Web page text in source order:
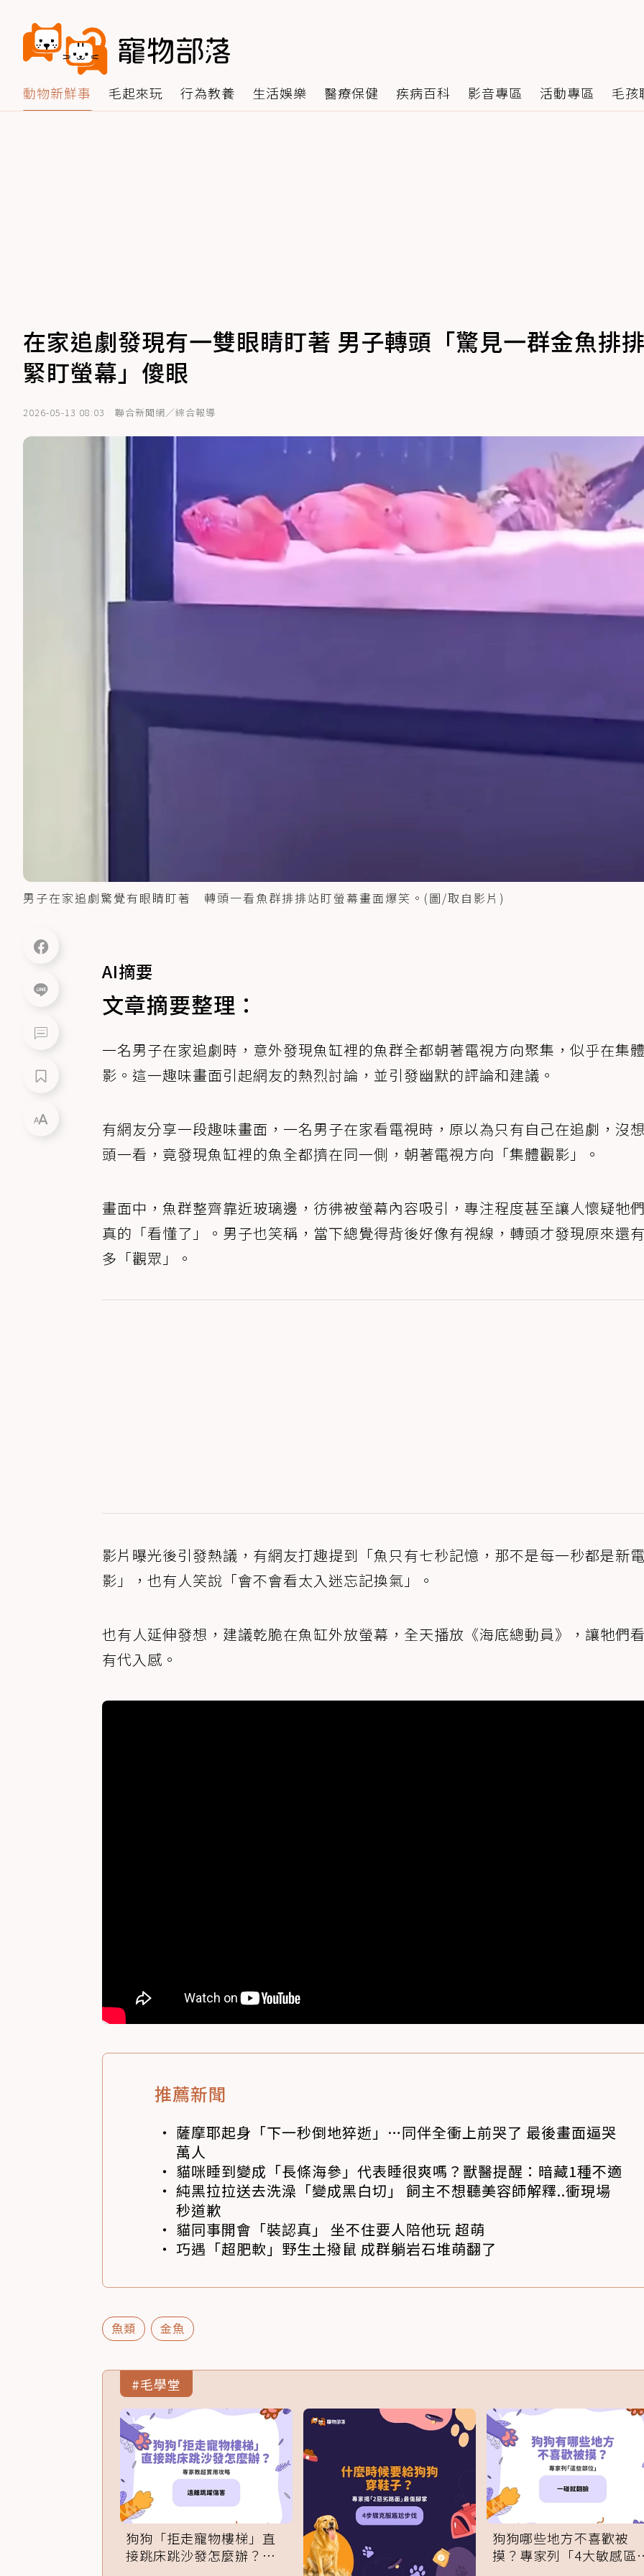
動物新鮮事 毛起來玩 行為教養 生活娛樂 醫療保健 疾病百科 影音專區 活動專區 毛孩
在家追劇發現有一雙眼睛盯著 男子轉頭「驚見一群金魚排
緊盯螢幕」傻眼
2026-05-13 08:03 聯合新聞網／綜合報導
男子在家追劇驚覺有眼睛盯著 轉頭一看魚群排排站盯螢幕畫面爆笑。(圖/取自影片)
AI摘要
文章摘要整理：
一名男子在家追劇時，意外發現魚缸裡的魚群全都朝著電視方向聚集，似乎在集
影。這一趣味畫面引起網友的熱烈討論，並引發幽默的評論和建議。
有網友分享一段趣味畫面，一名男子在家看電視時，原以為只有自己在追劇，沒
頭一看，竟發現魚缸裡的魚全都擠在同一側，朝著電視方向「集體觀影」。
畫面中，魚群整齊靠近玻璃邊，彷彿被螢幕內容吸引，專注程度甚至讓人懷疑牠
真的「看懂了」。男子也笑稱，當下總覺得背後好像有視線，轉頭才發現原來還
多「觀眾」。
影片曝光後引發熱議，有網友打趣提到「魚只有七秒記憶，那不是每一秒都是新
影」，也有人笑說「會不會看太入迷忘記換氣」。
也有人延伸發想，建議乾脆在魚缸外放螢幕，全天播放《海底總動員》，讓牠們
有代入感。
推薦新聞
薩摩耶起身「下一秒倒地猝逝」…同伴全衝上前哭了 最後畫面逼哭
萬人
貓咪睡到變成「長條海參」代表睡很爽嗎？獸醫提醒：暗藏1種不適
純黑拉拉送去洗澡「變成黑白切」 飼主不想聽美容師解釋..衝現場
秒道歉
貓同事開會「裝認真」 坐不住要人陪他玩 超萌
巧遇「超肥軟」野生土撥鼠 成群躺岩石堆萌翻了
魚類 金魚
#毛學堂
狗狗「拒走寵物樓梯」直
接跳床跳沙發怎麼辦？專
狗狗哪些地方不喜歡被
摸？專家列「4大敏感區